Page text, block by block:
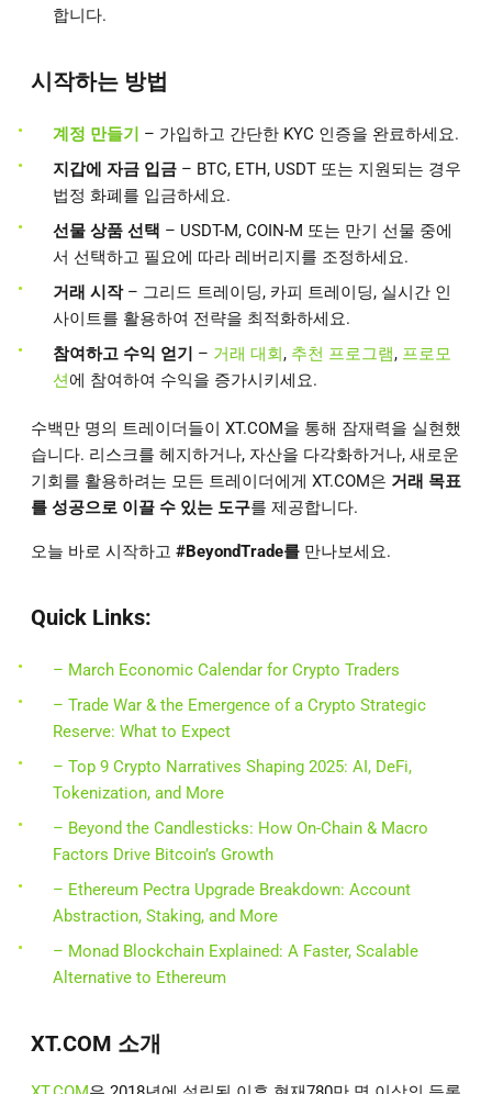
합니다.
시작하는 방법
계정 만들기 – 가입하고 간단한 KYC 인증을 완료하세요.
지갑에 자금 입금 – BTC, ETH, USDT 또는 지원되는 경우
법정 화폐를 입금하세요.
선물 상품 선택 – USDT-M, COIN-M 또는 만기 선물 중에
서 선택하고 필요에 따라 레버리지를 조정하세요.
거래 시작– 그리드 트레이딩, 카피 트레이딩, 실시간 인
사이트를 활용하여 전략을 최적화하세요.
참여하고 수익 얻기 – 거래 대회, 추천 프로그램, 프로모
션에 참여하여 수익을 증가시키세요.
수백만 명의 트레이더들이 XT.COM을 통해 잠재력을 실현했
습니다. 리스크를 헤지하거나, 자산을 다각화하거나, 새로운
기회를 활용하려는 모든 트레이더에게 XT.COM은 거래 목표
를 성공으로 이끌 수 있는 도구를 제공합니다.
오늘 바로 시작하고 #BeyondTrade를 만나보세요.
Quick Links:
– March Economic Calendar for Crypto Traders
– Trade War & the Emergence of a Crypto Strategic
Reserve: What to Expect
– Top 9 Crypto Narratives Shaping 2025: AI, DeFi,
Tokenization, and More
– Beyond the Candlesticks: How On-Chain & Macro
Factors Drive Bitcoin’s Growth
– Ethereum Pectra Upgrade Breakdown: Account
Abstraction, Staking, and More
– Monad Blockchain Explained: A Faster, Scalable
Alternative to Ethereum
XT.COM 소개